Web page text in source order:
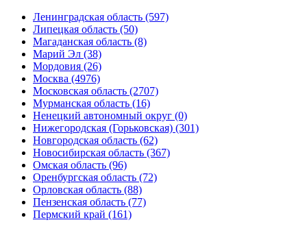
Ленинградская область (597)
Липецкая область (50)
Магаданская область (8)
Марий Эл (38)
Мордовия (26)
Москва (4976)
Московская область (2707)
Мурманская область (16)
Ненецкий автономный округ (0)
Нижегородская (Горьковская) (301)
Новгородская область (62)
Новосибирская область (367)
Омская область (96)
Оренбургская область (72)
Орловская область (88)
Пензенская область (77)
Пермский край (161)